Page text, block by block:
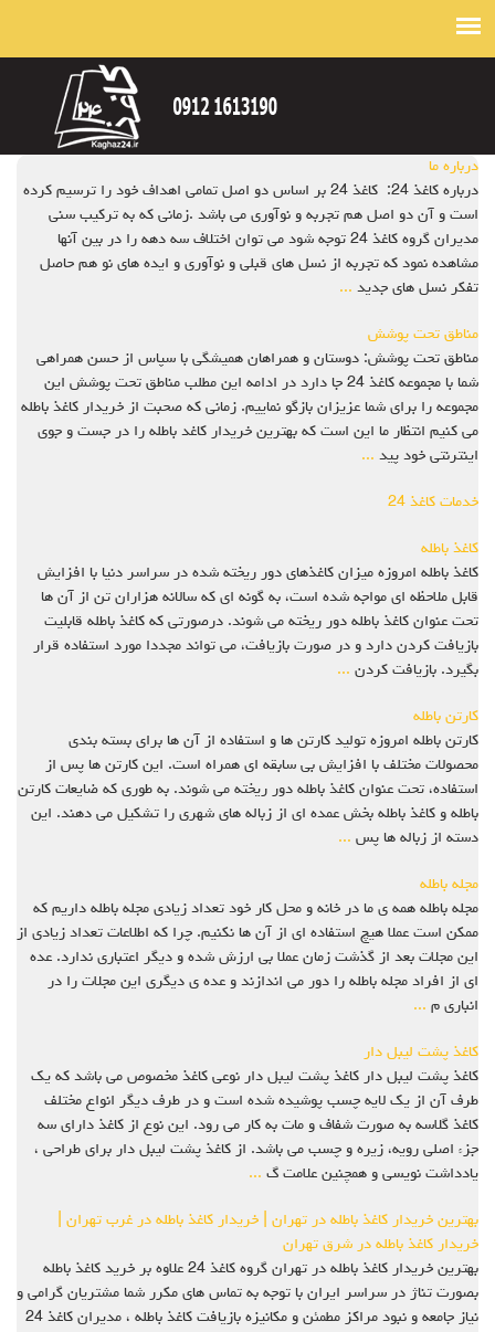
درباره ما
درباره کاغذ 24: کاغذ 24 بر اساس دو اصل تمامی اهداف خود را ترسیم کرده
است و آن دو اصل هم تجربه و نوآوری می باشد .زمانی که به ترکیب سنی
مدیران گروه کاغذ 24 توجه شود می توان اختلاف سه دهه را در بین آنها
مشاهده نمود که تجربه از نسل های قبلی و نوآوری و ایده های نو هم حاصل
تفکر نسل های جدید ...
مناطق تحت پوشش
مناطق تحت پوشش: دوستان و همراهان همیشگی با سپاس از حسن همراهی
شما با مجموعه کاغذ 24 جا دارد در ادامه این مطلب مناطق تحت پوشش این
مجموعه را برای شما عزیزان بازگو نماییم. زمانی که صحبت از خریدار کاغذ باطله
می کنیم انتظار ما این است که بهترین خریدار کاغد باطله را در جست و جوی
اینترنتی خود پید ...
خدمات کاغذ 24
کاغذ باطله
کاغذ باطله امروزه میزان کاغذهای دور ریخته شده در سراسر دنیا با افزایش
قابل ملاحظه ای مواجه شده است، به گونه ای که سالانه هزاران تن از آن ها
تحت عنوان کاغذ باطله دور ریخته می شوند. درصورتی که کاغذ باطله قابلیت
بازیافت کردن دارد و در صورت بازیافت، می تواند مجددا مورد استفاده قرار
بگیرد. بازیافت کردن ...
کارتن باطله
کارتن باطله امروزه تولید کارتن ها و استفاده از آن ها برای بسته بندی
محصولات مختلف با افزایش بی سابقه ای همراه است. این کارتن ها پس از
استفاده، تحت عنوان کاغذ باطله دور ریخته می شوند. به طوری که ضایعات کارتن
باطله و کاغذ باطله بخش عمده ای از زباله های شهری را تشکیل می دهند. این
دسته از زباله ها پس ...
مجله باطله
مجله باطله همه ی ما در خانه و محل کار خود تعداد زیادی مجله باطله داریم که
ممکن است عملا هیچ استفاده ای از آن ها نکنیم. چرا که اطلاعات تعداد زیادی از
این مجلات بعد از گذشت زمان عملا بی ارزش شده و دیگر اعتباری ندارد. عده
ای از افراد مجله باطله را دور می اندازند و عده ی دیگری این مجلات را در
انباری م ...
کاغذ پشت لیبل دار
کاغذ پشت لیبل دار کاغذ پشت لیبل دار نوعی کاغذ مخصوص می باشد که یک
طرف آن از یک لایه چسب پوشیده شده است و در طرف دیگر انواع مختلف
کاغذ گلاسه به صورت شفاف و مات به کار می رود. این نوع از کاغذ دارای سه
جزء اصلی رویه، زیره و چسب می باشد. از کاغذ پشت لیبل دار برای طراحی ،
یادداشت نویسی و همچنین علامت گ ...
بهترین خریدار کاغذ باطله در تهران | خریدار کاغذ باطله در غرب تهران |
خریدار کاغذ باطله در شرق تهران
بهترین خریدار کاغذ باطله در تهران گروه کاغذ 24 علاوه بر خرید کاغذ باطله
بصورت تناژ در سراسر ایران با توجه به تماس های مکرر شما مشتریان گرامی و
نیاز جامعه و نبود مراکز مطمئن و مکانیزه بازیافت کاغذ باطله ، مدیران کاغذ 24